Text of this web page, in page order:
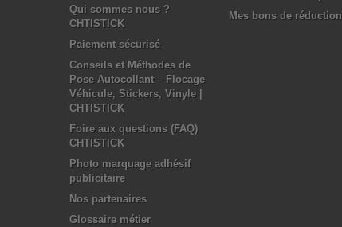
Qui sommes nous ?
CHTISTICK
Paiement sécurisé
Conseils et Méthodes de
Pose Autocollant – Flocage
Véhicule, Stickers, Vinyle |
CHTISTICK
Foire aux questions (FAQ)
CHTISTICK
Photo marquage adhésif
publicitaire
Nos partenaires
Glossaire métier
Mes bons de réduction